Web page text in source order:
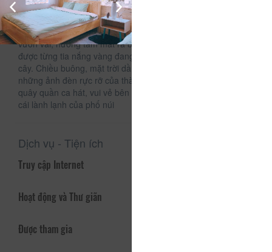
Đặc biệt !Tại Sun Hills homestay với view nhìn hướng xuống
tp Đà Lạt, sáng thức giấc bạn đã có thể ngắm trọn từng
khoảnh khắc chuyển mình của tp đà lạt từ trên cao, Chỉ cần
vươn vai, hướng tầm mắt ra bên ngoài là có thể cảm nhận
được từng tia nắng vàng đang len lỏi qua từng kẽ lá, nhành
cây. Chiều buông, mặt trời dần dần ngả bóng, đêm tới là
những ảnh đèn rực rỡ của thành phố về đêm cùng nhau
quây quần ca hát, vui vẻ bên bàn tiệc nướng thì còn đâu là
cái lành lạnh của phố núi
Dịch vụ - Tiện ích
Truy cập Internet
Hoạt động và Thư giãn
Được tham gia